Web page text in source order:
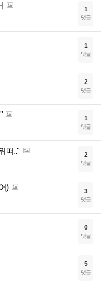
1
댓글
1
댓글
2
댓글
1
댓글
떠.." 2
댓글
) 3
댓글
0
댓글
5
댓글